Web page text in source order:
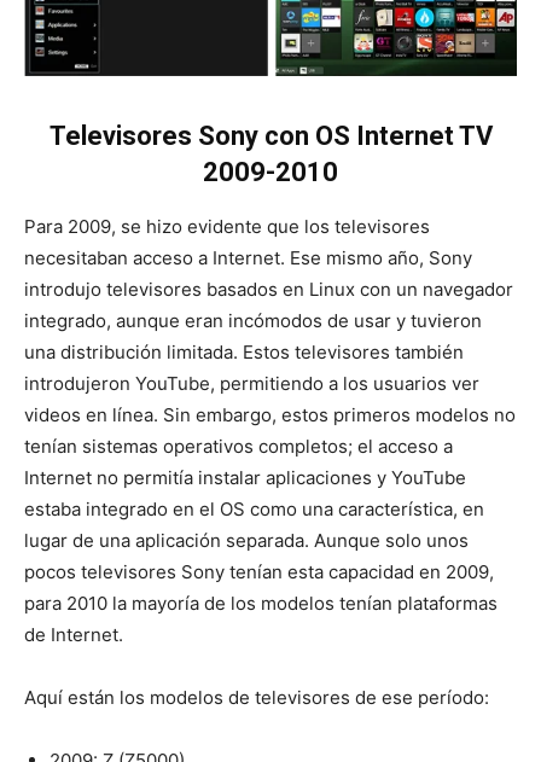
Televisores Sony con OS Internet TV
2009-2010
Para 2009, se hizo evidente que los televisores
necesitaban acceso a Internet. Ese mismo año, Sony
introdujo televisores basados en Linux con un navegador
integrado, aunque eran incómodos de usar y tuvieron
una distribución limitada. Estos televisores también
introdujeron YouTube, permitiendo a los usuarios ver
videos en línea. Sin embargo, estos primeros modelos no
tenían sistemas operativos completos; el acceso a
Internet no permitía instalar aplicaciones y YouTube
estaba integrado en el OS como una característica, en
lugar de una aplicación separada. Aunque solo unos
pocos televisores Sony tenían esta capacidad en 2009,
para 2010 la mayoría de los modelos tenían plataformas
de Internet.
Aquí están los modelos de televisores de ese período: